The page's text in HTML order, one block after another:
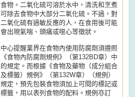
食物。二氧化硫可溶於水中，清洗和烹煮
可除去食物中大部分二氧化硫。不過，對
二氧化硫有過敏反應的人，在食用後可能
會出現氣喘、頭痛或噁心等徵狀。
中心提醒業界在食物內使用防腐劑須遵照
《食物內防腐劑規例》（第132BD章）中
的規定。而根據《食物及藥物（成分組合
及標籤）規例》（第132W章）（規例）
規定，預先包裝食物須加上可閱的標記或
標籤，用以表列食物的配料。規例亦訂